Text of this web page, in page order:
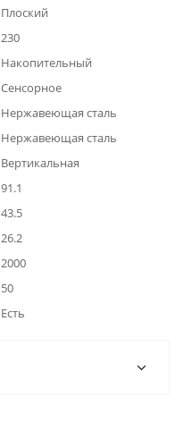
Плоский
230
Накопительный
Сенсорное
Нержавеющая сталь
Нержавеющая сталь
Вертикальная
91.1
43.5
26.2
2000
50
Есть